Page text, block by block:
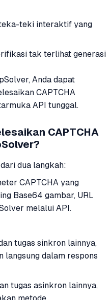
teki interaktif yang
tak terlihat generasi
Anda dapat
CAPTCHA
API tunggal.
CAPTCHA
dua langkah:
CAPTCHA yang
Base64 gambar, URL
melalui API.
tugas sinkron lainnya,
langsung dalam respons
tugas asinkron lainnya,
metode